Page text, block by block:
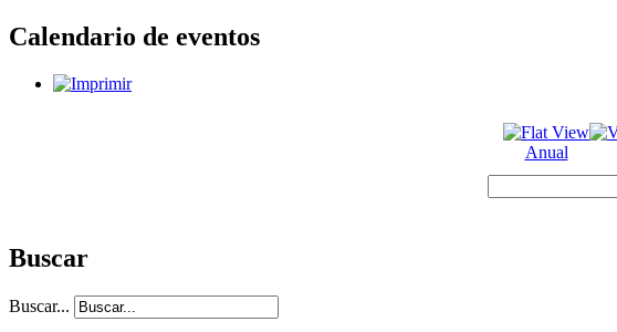
Calendario de eventos
Anual
Buscar
Buscar...